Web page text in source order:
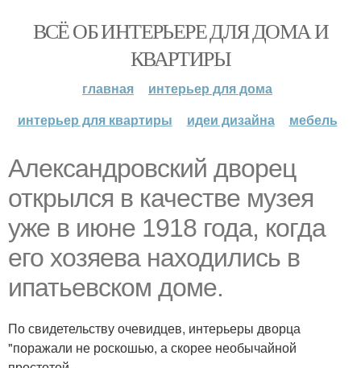
ВСЁ ОБ ИНТЕРЬЕРЕ ДЛЯ ДОМА И
КВАРТИРЫ
главная
интерьер для дома
интерьер для квартиры
идеи дизайна мебель
Александровский дворец
открылся в качестве музея
уже в июне 1918 года, когда
его хозяева находились в
ипатьевском доме.
По свидетельству очевидцев, интерьеры дворца
"поражали не роскошью, а скорее необычайной